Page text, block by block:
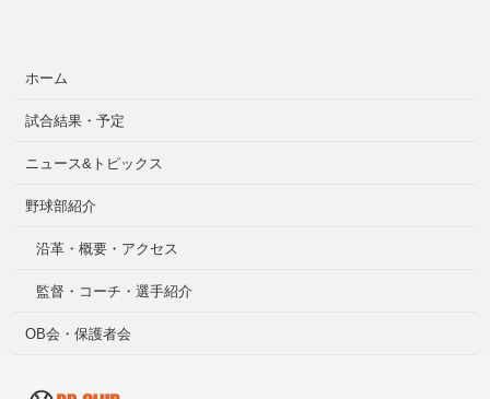
ホーム
試合結果・予定
ニュース&トピックス
野球部紹介
沿革・概要・アクセス
監督・コーチ・選手紹介
OB会・保護者会